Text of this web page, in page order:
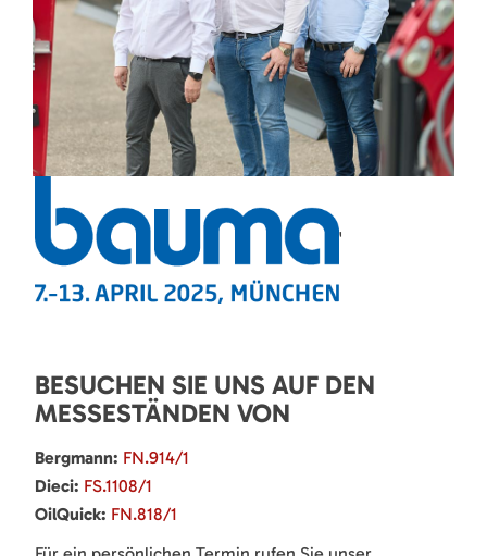
'
BESUCHEN SIE UNS AUF DEN
MESSESTÄNDEN VON
Bergmann: FN.914/1
Dieci: FS.1108/1
OilQuick: FN.818/1